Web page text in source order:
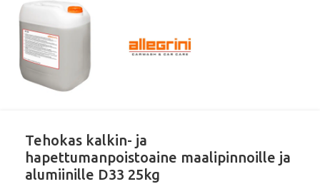
Tehokas kalkin- ja
hapettumanpoistoaine maalipinnoille ja
alumiinille D33 25kg